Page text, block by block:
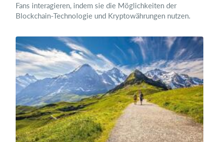
Fans interagieren, indem sie die Möglichkeiten der
Blockchain-Technologie und Kryptowährungen nutzen.